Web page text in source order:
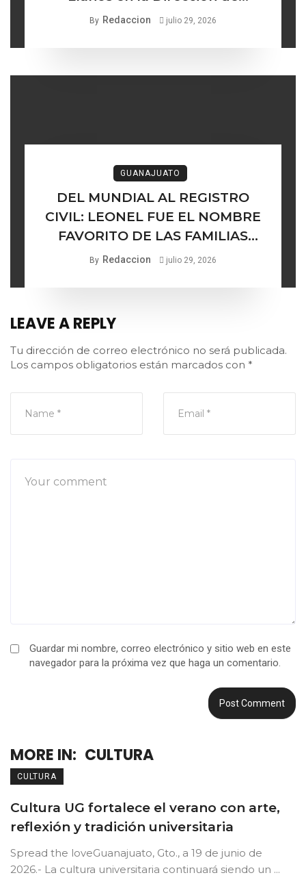
Turismo de Comonfort la línea
By Redaccion julio 29, 2026
GUANAJUATO
DEL MUNDIAL AL REGISTRO
CIVIL: LEONEL FUE EL NOMBRE
FAVORITO DE LAS FAMILIAS
By Redaccion julio 29, 2026
LEAVE A REPLY
Tu dirección de correo electrónico no será publicada.
Los campos obligatorios están marcados con *
Guardar mi nombre, correo electrónico y sitio web en este
navegador para la próxima vez que haga un comentario.
MORE IN: CULTURA
CULTURA
Cultura UG fortalece el verano con arte,
reflexión y tradición universitaria
Spread the loveGuanajuato, Gto., a 19 de junio de
2026.- La cultura universitaria continuará siendo un ...